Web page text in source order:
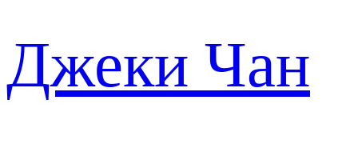
Джеки Чан